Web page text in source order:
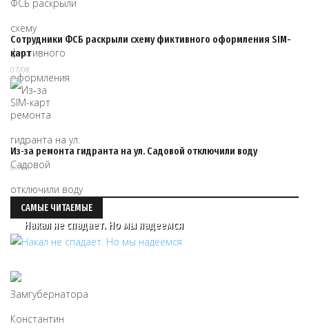
Сотрудники ФСБ раскрыли схему фиктивного оформления SIM-
карт
07/08
Из‑за ремонта гидранта на ул. Садовой отключили воду
07/08
САМЫЕ ЧИТАЕМЫЕ
Накал не спадает. Но мы надеемся